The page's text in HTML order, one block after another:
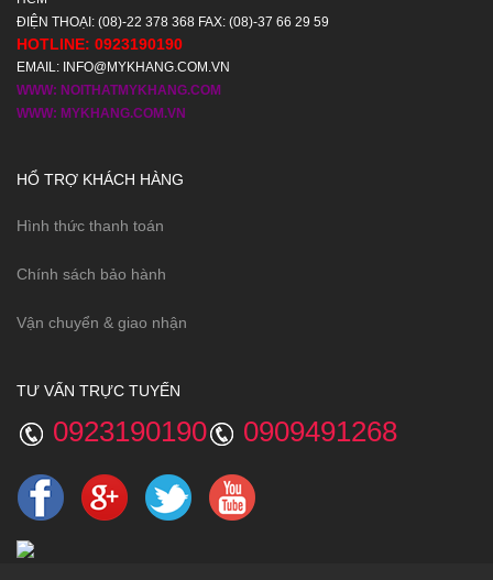
ĐIỆN THOẠI: (08)-22 378 368 FAX: (08)-37 66 29 59
HOTLINE: 0923190190
EMAIL: INFO@MYKHANG.COM.VN
WWW: NOITHATMYKHANG.COM
WWW: MYKHANG.COM.VN
HỔ TRỢ KHÁCH HÀNG
Hình thức thanh toán
Chính sách bảo hành
Vận chuyển & giao nhận
TƯ VẤN TRỰC TUYẾN
0923190190 0909491268